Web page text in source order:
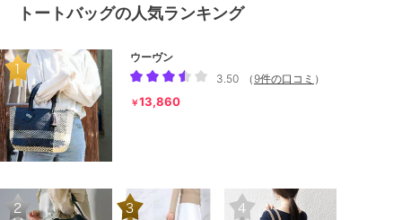
トートバッグの人気ランキング
ウーヴン
3.50
（ 9件の口コミ ）
￥13,860